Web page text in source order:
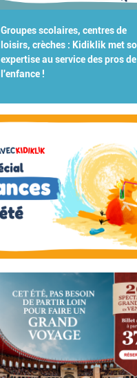
Groupes scolaires, centres de
loisirs, crèches : Kidiklik met
expertise au service des pros de
l'enfance !